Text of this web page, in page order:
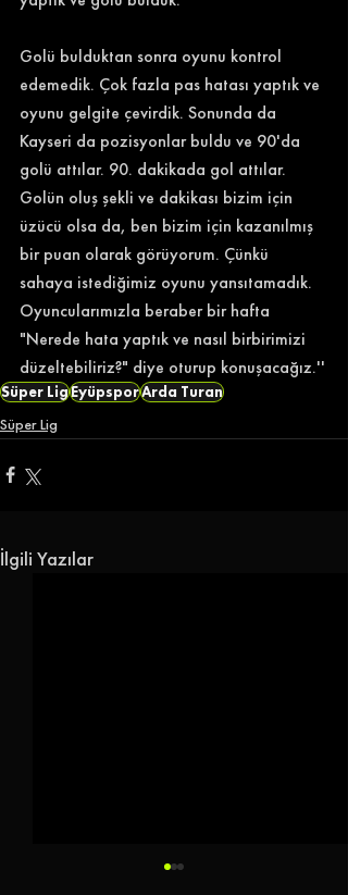
Golü bulduktan sonra oyunu kontrol
edemedik. Çok fazla pas hatası yaptık ve
oyunu gelgite çevirdik. Sonunda da
Kayseri da pozisyonlar buldu ve 90'da
golü attılar. 90. dakikada gol attılar.
Golün oluş şekli ve dakikası bizim için
üzücü olsa da, ben bizim için kazanılmış
bir puan olarak görüyorum. Çünkü
sahaya istediğimiz oyunu yansıtamadık.
Oyuncularımızla beraber bir hafta
"Nerede hata yaptık ve nasıl birbirimizi
düzeltebiliriz?" diye oturup konuşacağız.''
Süper LigEyüpsporArda Turan
Süper Lig
İlgili Yazılar